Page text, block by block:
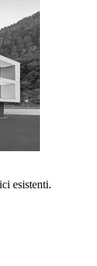
esistenti.